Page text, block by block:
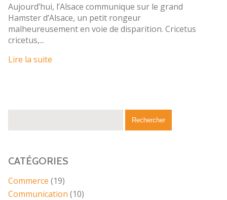
Aujourd’hui, l’Alsace communique sur le grand
Hamster d’Alsace, un petit rongeur
malheureusement en voie de disparition. Cricetus
cricetus,...
Lire la suite
CATÉGORIES
Commerce (19)
Communication (10)